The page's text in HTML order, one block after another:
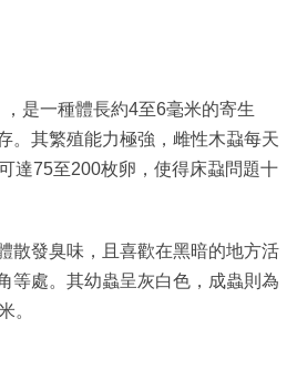
是一種體長約4至6毫米的寄生
。其繁殖能力極強，雌性木蝨每天
達75至200枚卵，使得床蝨問題十
散發臭味，且喜歡在黑暗的地方活
等處。其幼蟲呈灰白色，成蟲則為
。